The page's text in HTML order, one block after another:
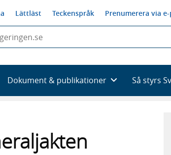
Lättläst Teckenspråk Prenumerera via
Dokument & publikationer Så styrs